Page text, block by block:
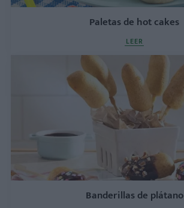
Paletas de hot cakes
LEER
Banderillas de plátano